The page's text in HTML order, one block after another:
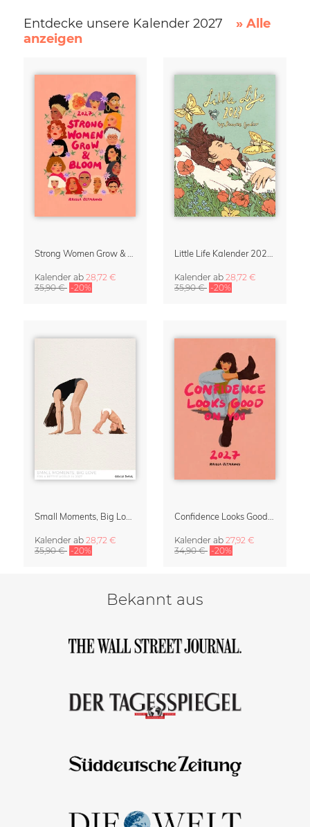
Entdecke unsere Kalender 2027
» Alle
anzeigen
Kalender ab 28,72 €
35,90 € -20%
Kalender ab 28,72 €
35,90 € -20%
Kalender ab 28,72 €
35,90 € -20%
Kalender ab 27,92 €
34,90 € -20%
Bekannt aus